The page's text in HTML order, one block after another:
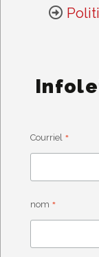
Courriel *
nom *